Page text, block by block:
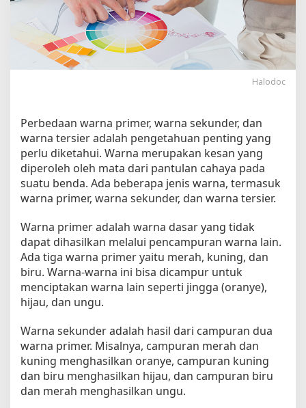
i
m
r
S
n
d
e
r
d
n
T
e
r
s
i
d
e
n
g
a
Halodoc
Perbedaan warna primer, warna sekunder, dan
warna tersier adalah pengetahuan penting yang
perlu diketahui. Warna merupakan kesan yang
diperoleh oleh mata dari pantulan cahaya pada
suatu benda. Ada beberapa jenis warna, termasuk
warna primer, warna sekunder, dan warna tersier.
Warna primer adalah warna dasar yang tidak
dapat dihasilkan melalui pencampuran warna lain.
Ada tiga warna primer yaitu merah, kuning, dan
biru. Warna-warna ini bisa dicampur untuk
menciptakan warna lain seperti jingga (oranye),
hijau, dan ungu.
Warna sekunder adalah hasil dari campuran dua
warna primer. Misalnya, campuran merah dan
kuning menghasilkan oranye, campuran kuning
dan biru menghasilkan hijau, dan campuran biru
dan merah menghasilkan ungu.